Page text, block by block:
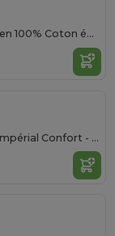
T-shirt Homme Résistant en 100% Coton épais de Haute Qualité
T-shirt Col Rond Homme Impérial Confort - qualité supérieure - coton semi-peigné